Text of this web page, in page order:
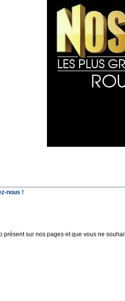
nous !
présent sur nos pages et que vous ne